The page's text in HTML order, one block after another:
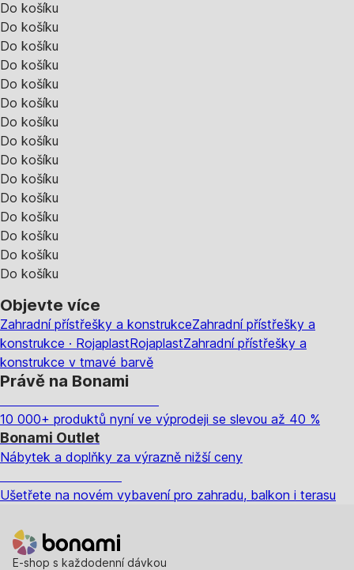
Do košíku
Do košíku
Do košíku
Do košíku
Do košíku
Do košíku
Do košíku
Do košíku
Do košíku
Do košíku
Do košíku
Do košíku
Do košíku
Do košíku
Do košíku
Objevte více
Zahradní přístřešky a konstrukceZahradní přístřešky a
konstrukce · RojaplastRojaplastZahradní přístřešky a
konstrukce v tmavé barvě
Právě na Bonami
10 000+ produktů nyní ve výprodeji se slevou až 40 %
Bonami Outlet
Nábytek a doplňky za výrazně nižší ceny
Ušetřete na novém vybavení pro zahradu, balkon i terasu
E-shop s každodenní dávkou